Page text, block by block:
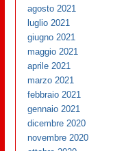
agosto 2021
luglio 2021
giugno 2021
maggio 2021
aprile 2021
marzo 2021
febbraio 2021
gennaio 2021
dicembre 2020
novembre 2020